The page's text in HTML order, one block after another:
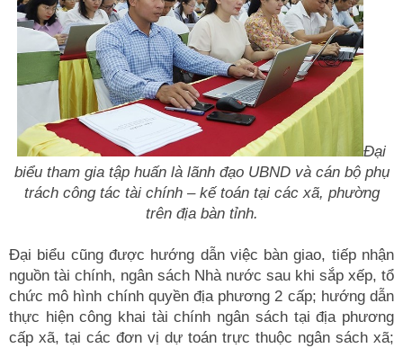
Đại
biểu tham gia tập huấn là lãnh đạo UBND và cán bộ phụ
trách công tác tài chính – kế toán tại các xã, phường
trên địa bàn tỉnh.
Đại biểu cũng được hướng dẫn việc bàn giao, tiếp nhận
nguồn tài chính, ngân sách Nhà nước sau khi sắp xếp, tổ
chức mô hình chính quyền địa phương 2 cấp; hướng dẫn
thực hiện công khai tài chính ngân sách tại địa phương
cấp xã, tại các đơn vị dự toán trực thuộc ngân sách xã;